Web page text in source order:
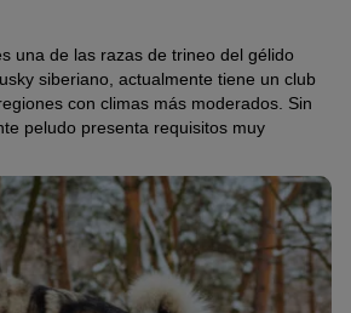
una de las razas de trineo del gélido
siberiano, actualmente tiene un club
con climas más moderados. Sin
peludo presenta requisitos muy